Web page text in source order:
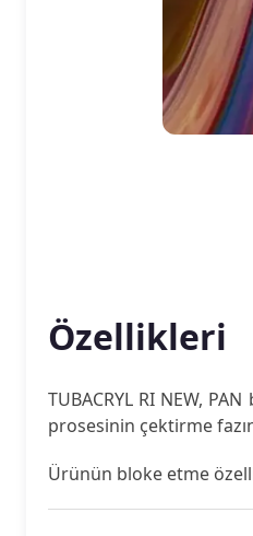
Özellikleri
TUBACRYL RI NEW,
prosesinin çektirme
Ürünün bloke etme